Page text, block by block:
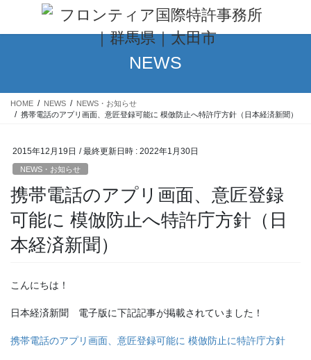
テ
ス
ゲ
ン
NEWS
HOME NEWS
NEWS・お知らせ
携帯電話のアプリ画面、意匠登録可能に 模倣防止へ特許庁方針（日本経済新聞）
2015年12月19日 / 最終更新日時 : 2022年1月30日
NEWS・お知らせ
携帯電話のアプリ画面、意匠登録
可能に 模倣防止へ特許庁方針（日
本経済新聞）
こんにちは！
日本経済新聞 電子版に下記記事が掲載されていました！
携帯電話のアプリ画面、意匠登録可能に 模倣防止に特許庁方針